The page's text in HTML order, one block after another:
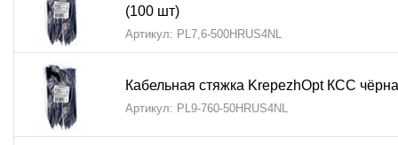
(100 шт)
Артикул: PL7,6-500HRUS4NL
Кабельная стяжка KrepezhOpt КСС
Артикул: PL9-760-50HRUS4NL